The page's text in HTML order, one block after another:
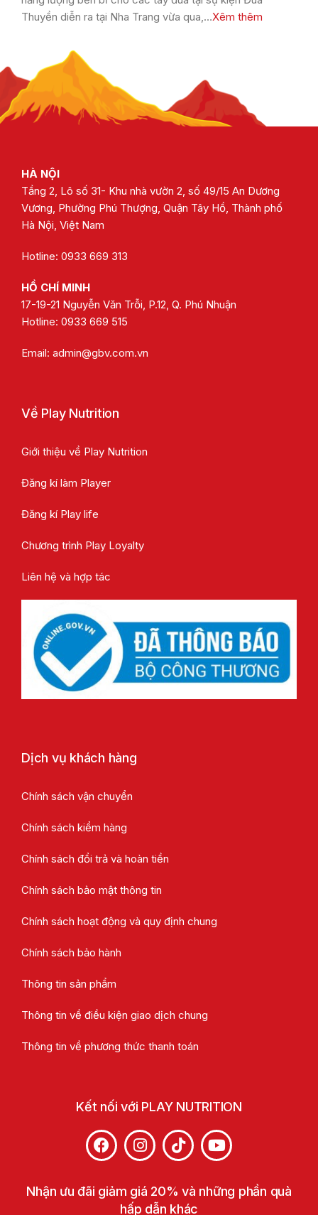
Thuyền diễn ra tại Nha Trang vừa qua,…Xêm thêm
HÀ NỘI
Tầng 2, Lô số 31- Khu nhà vườn 2, số 49/15 An Dương
Vương, Phường Phú Thượng, Quận Tây Hồ, Thành phố
Hà Nội, Việt Nam
Hotline: 0933 669 313
HỒ CHÍ MINH
17-19-21 Nguyễn Văn Trỗi, P.12, Q. Phú Nhuận
Hotline: 0933 669 515
Email: admin@gbv.com.vn
Về Play Nutrition
Giới thiệu về Play Nutrition
Đăng kí làm Player
Đăng kí Play life
Chương trình Play Loyalty
Liên hệ và hợp tác
Dịch vụ khách hàng
Chính sách vận chuyển
Chính sách kiểm hàng
Chính sách đổi trả và hoàn tiền
Chính sách bảo mật thông tin
Chính sách hoạt động và quy định chung
Chính sách bảo hành
Thông tin sản phẩm
Thông tin về điều kiện giao dịch chung
Thông tin về phương thức thanh toán
Kết nối với PLAY NUTRITION
Nhận ưu đãi giảm giá 20% và những phần quà
hấp dẫn khác